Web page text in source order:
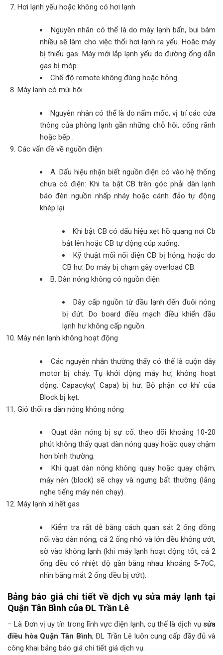
Hơi lạnh yếu hoặc không có hơi lạnh
Nguyên nhân có thể là do máy lạnh bẩn, bui bám
nhiều sẽ làm cho việc thổi hơi lạnh ra yếu. Hoặc máy
bị thiếu gas. Máy mới lắp lạnh yếu do đường ống dẫn
gas bị móp.
Chế độ remote không đúng hoặc hỏng.
Máy lạnh có mùi hôi
Nguyên nhân có thể là do nấm mốc, vị trí các cửa
thông của phòng lạnh gần những chỗ hôi, cống rãnh
hoặc bếp .
Các vấn đề về nguồn điện
A. Dấu hiệu nhận biết nguồn điện có vào hệ thống
chưa có điện: Khi ta bật CB trên góc phải dàn lạnh
báo đèn nguồn nhấp nháy hoặc cánh đảo tự động
khép lại .
Khi bật CB có dấu hiệu xẹt hồ quang nơi Cb
bật lên hoặc CB tự động cúp xuống.
Kỹ thuật mối nối điện CB bị hỏng, hoặc do
CB hư. Do máy bị chạm gây overload CB.
B. Dàn nóng không có nguồn điện
Dây cấp nguồn từ đầu lạnh đến đuôi nóng
bị đứt. Do board điều mạch điều khiển đầu
lạnh hư không cấp nguồn.
Máy nén lạnh không hoạt động
Các nguyên nhân thường thấy có thể là cuộn dây
motor bị cháy. Tụ khởi động máy hư, không hoạt
động. Capacyky( Capa) bị hư. Bộ phận cơ khí của
Block bị kẹt.
Gió thổi ra dàn nóng không nóng
Quạt dàn nóng bị sự cố: theo dõi khoảng 10-20
phút không thấy quạt dàn nóng quay hoặc quay chậm
hơn bình thường.
Khi quạt dàn nóng không quay hoặc quay chậm,
máy nén (block) sẽ chạy và ngưng bất thường (lắng
nghe tiếng máy nén chạy).
Máy lạnh xì hết gas
Kiểm tra rất dễ bằng cách quan sát 2 ống đồng
nối vào dàn nóng, cả 2 ống nhỏ và lớn đều không ướt,
sờ vào không lạnh (khi máy lạnh hoạt động tốt, cả 2
ống đều có nhiệt độ gần bằng nhau khoảng 5-7oC,
nhìn bằng mắt 2 ống đều bị ướt).
Bảng báo giá chi tiết về dịch vụ sửa máy lạnh tại
Quận Tân Bình của ĐL Trần Lê
– Là Đơn vị uy tín trong lĩnh vực điện lạnh, cụ thể là dịch vụ sửa
điều hòa Quận Tân Bình, ĐL Trần Lê luôn cung cấp đầy đủ và
công khai bảng báo giá chi tiết giá dịch vụ.